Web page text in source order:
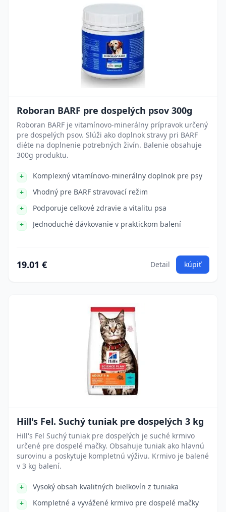
Roboran BARF pre dospelých psov 300g
Roboran BARF je vitamínovo-minerálny prípravok určený
pre dospelých psov. Slúži ako doplnok stravy pri BARF
diéte na doplnenie potrebných živín. Balenie obsahuje
300g produktu.
Komplexný vitamínovo-minerálny doplnok pre psy
Vhodný pre BARF stravovací režim
Podporuje celkové zdravie a vitalitu psa
Jednoduché dávkovanie v praktickom balení
19.01 € Detail kúpiť
Hill's Fel. Suchý tuniak pre dospelých 3 kg
Hill's Fel Suchý tuniak pre dospelých je suché krmivo
určené pre dospelé mačky. Obsahuje tuniak ako hlavnú
surovinu a poskytuje kompletnú výživu. Krmivo je balené
v 3 kg balení.
Vysoký obsah kvalitných bielkovín z tuniaka
Kompletné a vyvážené krmivo pre dospelé mačky